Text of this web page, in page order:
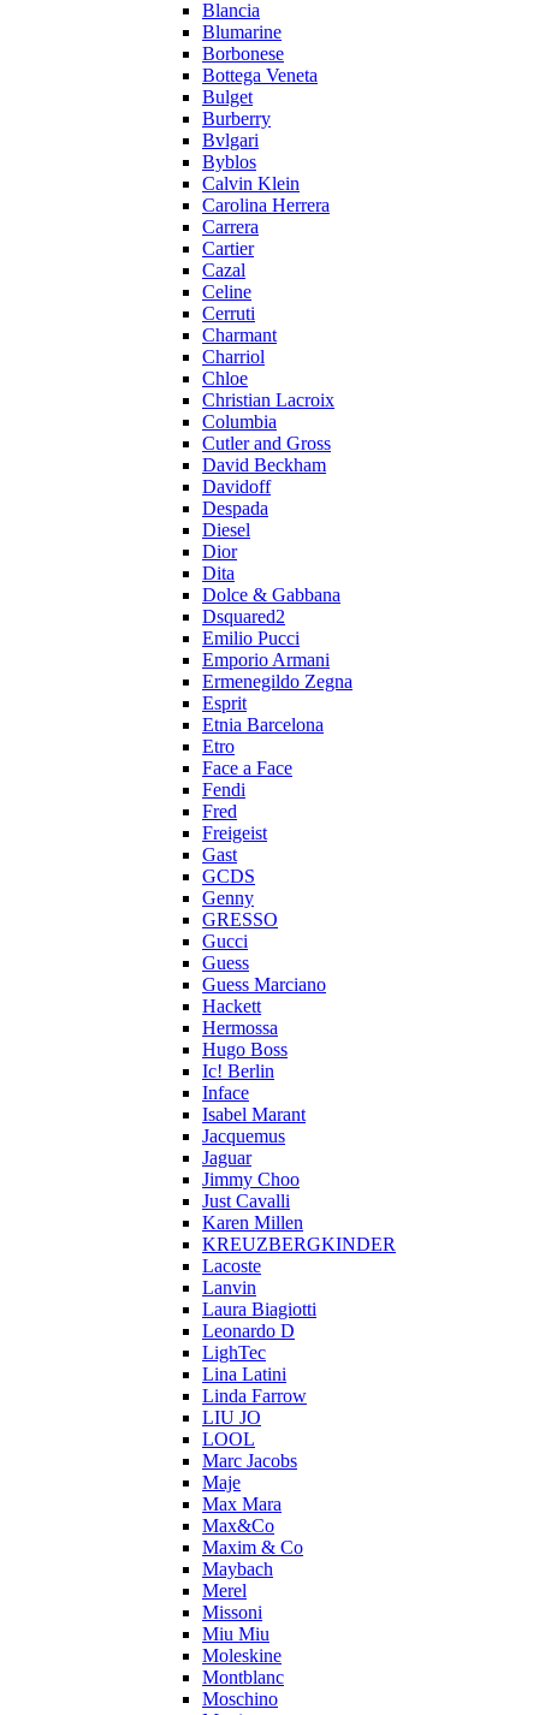
Blancia
Blumarine
Borbonese
Bottega Veneta
Bulget
Burberry
Bvlgari
Byblos
Calvin Klein
Carolina Herrera
Carrera
Cartier
Cazal
Celine
Cerruti
Charmant
Charriol
Chloe
Christian Lacroix
Columbia
Cutler and Gross
David Beckham
Davidoff
Despada
Diesel
Dior
Dita
Dolce & Gabbana
Dsquared2
Emilio Pucci
Emporio Armani
Ermenegildo Zegna
Esprit
Etnia Barcelona
Etro
Face a Face
Fendi
Fred
Freigeist
Gast
GCDS
Genny
GRESSO
Gucci
Guess
Guess Marciano
Hackett
Hermossa
Hugo Boss
Ic! Berlin
Inface
Isabel Marant
Jacquemus
Jaguar
Jimmy Choo
Just Cavalli
Karen Millen
KREUZBERGKINDER
Lacoste
Lanvin
Laura Biagiotti
Leonardo D
LighTec
Lina Latini
Linda Farrow
LIU JO
LOOL
Marc Jacobs
Maje
Max Mara
Max&Co
Maxim & Co
Maybach
Merel
Missoni
Miu Miu
Moleskine
Montblanc
Moschino